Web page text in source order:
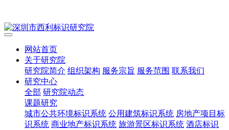
网站首页
关于研究院
研究院简介 组织架构 服务宗旨 服务范围 联系我们
研究中心
全部 研究院动态
课题研究
城市公共环境标识系统 公用建筑标识系统 房地产项目标
识系统 商业地产标识系统 旅游景区标识系统 酒店标识